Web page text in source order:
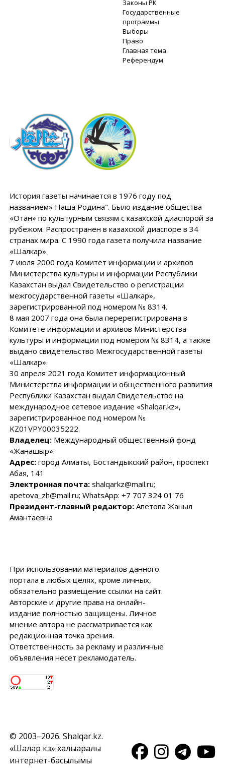
Законы РК
Государственные
программы
Выборы
Право
Главная тема
Референдум
История газеты начинается в 1976 году под
названием» Наша Родина". Было издание общества
«Отан» по культурным связям с казахской диаспорой за
рубежом. Распространен в казахской диаспоре в 34
странах мира. С 1990 года газета получила название
«Шалкар».
7 июля 2000 года Комитет информации и архивов
Министерства культуры и информации Республики
Казахстан выдал Свидетельство о регистрации
межгосударственной газеты «Шалкар»,
зарегистрированной под номером № 8314.
8 мая 2007 года она была перерегистрирована в
Комитете информации и архивов Министерства
культуры и информации под номером № 8314, а также
выдано свидетельство Межгосударственной газеты
«Шалкар».
30 апреля 2021 года Комитет информационный
Министерства информации и общественного развития
Республики Казахстан выдал Свидетельство на
международное сетевое издание «Shalqar.kz»,
зарегистрированное под номером №
KZ01VPY00035222.
Владелец:Международный общественный фонд
«Жанашыр».
Адрес:город Алматы, Бостандыкский район, проспект
Абая, 141
Электронная почта:shalqarkz@mail.ru;
apetova_zh@mail.ru; WhatsApp: +7 707 324 01 76
Президент-главный редактор:Апетова Жаныл
Амантаевна
При использовании материалов данного
портала в любых целях, кроме личных,
обязательно размещение ссылки на сайт.
Авторские и другие права на онлайн-
издание полностью защищены. Личное
мнение автора не рассматривается как
редакционная точка зрения.
Ответственность за рекламу и различные
объявления несет рекламодатель.
© 2003–2026. Shalqar.kz.
«Шалқар кз» халықаралық
интернет-басылымы